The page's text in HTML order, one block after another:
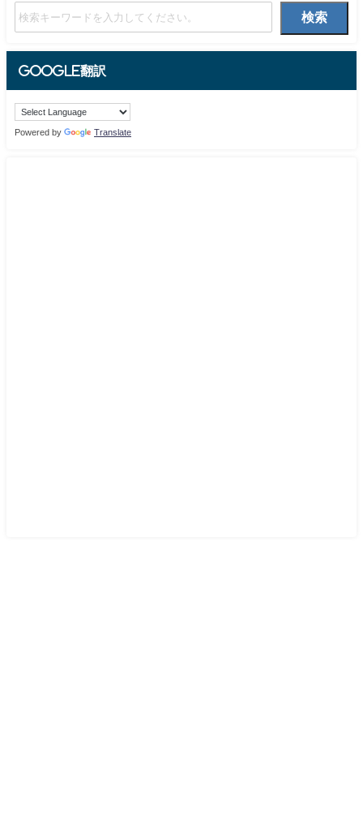
検索
Google翻訳
Powered by Translate